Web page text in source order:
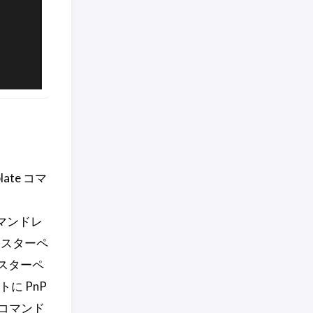
コマ
ンドレ
ターペ
ターペ
に PnP
マンド